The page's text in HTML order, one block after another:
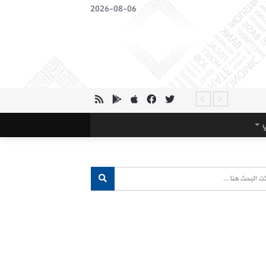
2026-08-06